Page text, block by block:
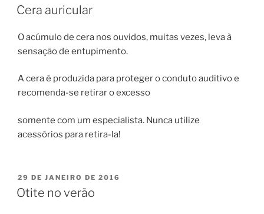
EM
Cera auricular
O acúmulo de cera nos ouvidos, muitas vezes, leva à
sensação de entupimento.
A cera é produzida para proteger o conduto auditivo e
recomenda-se retirar o excesso
somente com um especialista. Nunca utilize
acessórios para retira-la!
PUBLICADO
EM
29 DE JANEIRO DE 2016
Otite no verão